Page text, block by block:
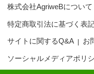
株式会社AgriweBについて
特定商取引法に基づく表
サイトに関するQ&A お
ソーシャルメディアポリ